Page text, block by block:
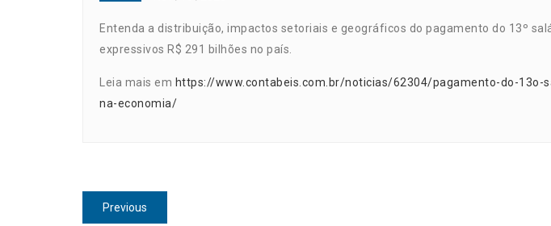
Entenda a distribuição, impactos setoriais e geográficos do pagamento do 13º
expressivos R$ 291 bilhões no país.
Leia mais em https://www.contabeis.com.br/noticias/62304/pagamento-do-13o-
na-economia/
Navegação
Previous
post: